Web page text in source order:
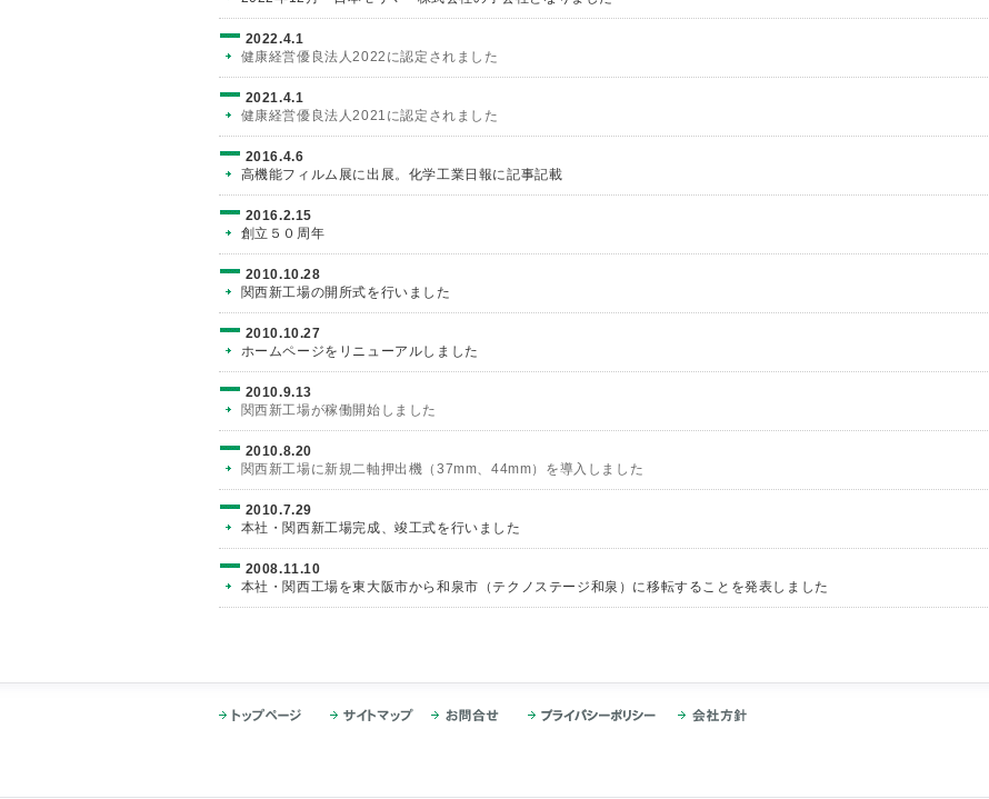
2022.4.1
健康経営優良法人2022に認定されました
2021.4.1
健康経営優良法人2021に認定されました
2016.4.6
高機能フィルム展に出展。化学工業日報に記事記載
2016.2.15
創立５０周年
2010.10.28
関西新工場の開所式を行いました
2010.10.27
ホームページをリニューアルしました
2010.9.13
関西新工場が稼働開始しました
2010.8.20
関西新工場に新規二軸押出機（37mm、44mm）を導入しました
2010.7.29
本社・関西新工場完成、竣工式を行いました
2008.11.10
本社・関西工場を東大阪市から和泉市（テクノステージ和泉）に移転することを発表しました